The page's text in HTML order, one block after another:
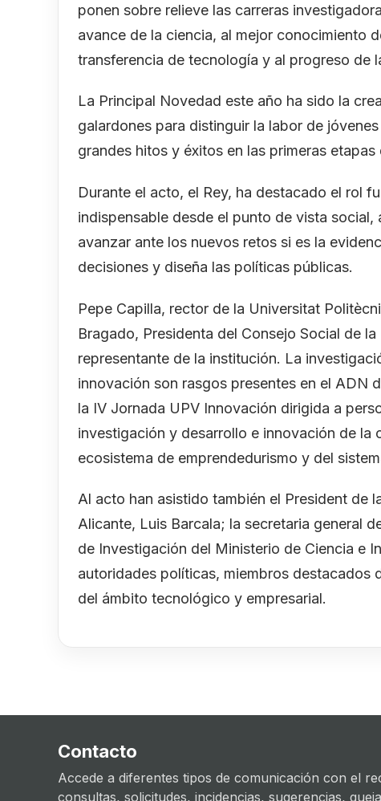
ponen sobre relieve las carreras
avance de la ciencia, al mejor conocimiento
transferencia de tecnología y al progreso de
La Principal Novedad este año ha sido la
galardones para distinguir la labor de
grandes hitos y éxitos en las primeras
Durante el acto, el Rey, ha destacado el rol
indispensable desde el punto de vista
avanzar ante los nuevos retos si es la
decisiones y diseña las políticas públicas.
Pepe Capilla, rector de la Universitat
Bragado, Presidenta del Consejo Social de
representante de la institución. La
innovación son rasgos presentes en el ADN
la IV Jornada UPV Innovación dirigida a
investigación y desarrollo e innovación de la
ecosistema de emprendedurismo y del
Al acto han asistido también el President de
Alicante, Luis Barcala; la secretaria general
de Investigación del Ministerio de Ciencia e
autoridades políticas, miembros destacados
del ámbito tecnológico y empresarial.
Contacto
Accede a diferentes tipos de comunicación con el
consultas, solicitudes, incidencias, sugerencias,